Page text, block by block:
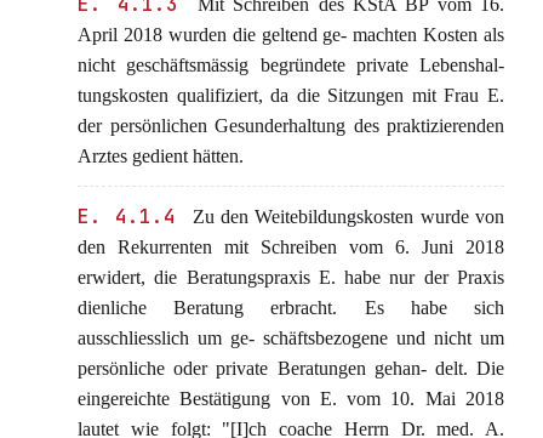
Mit Schreiben des KStA BP vom 16.
April 2018 wurden die geltend ge- machten Kosten als
nicht geschäftsmässig begründete private Lebenshal-
tungskosten qualifiziert, da die Sitzungen mit Frau E.
der persönlichen Gesunderhaltung des praktizierenden
Arztes gedient hätten.
E. 4.1.4
Zu den Weitebildungskosten wurde von
den Rekurrenten mit Schreiben vom 6. Juni 2018
erwidert, die Beratungspraxis E. habe nur der Praxis
dienliche Beratung erbracht. Es habe sich
ausschliesslich um ge- schäftsbezogene und nicht um
persönliche oder private Beratungen gehan- delt. Die
eingereichte Bestätigung von E. vom 10. Mai 2018
lautet wie folgt: "[I]ch coache Herrn Dr. med. A.